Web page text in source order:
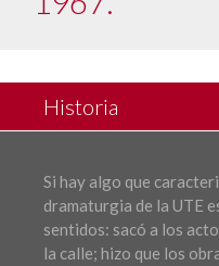
Historia
Si hay algo que
dramaturgia de la UTE
sentidos: sacó a los
la calle; hizo que los